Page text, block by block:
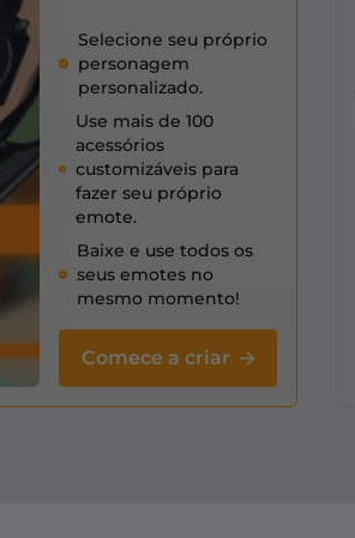
Selecione seu próprio
personagem
personalizado.
Use mais de 100
acessórios
customizáveis para
fazer seu próprio
emote.
Baixe e use todos os
seus emotes no
mesmo momento!
Comece a criar